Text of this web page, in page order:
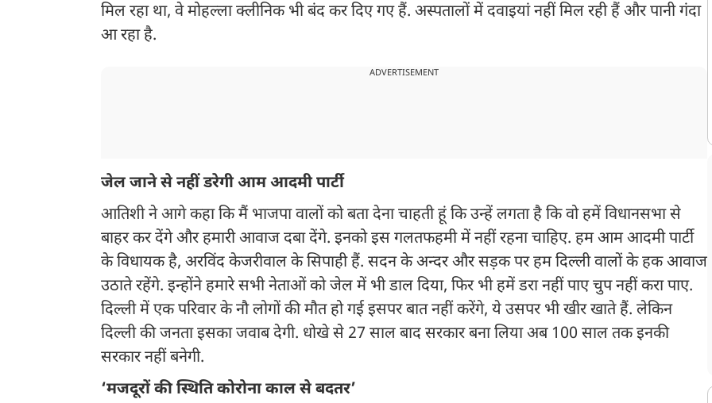
मिल रहा था, वे मोहल्ला क्लीनिक भी बंद कर दिए गए हैं. अस्पतालों में दवाइयां नहीं मिल रही हैं और पानी गंदा
आ रहा है.
ADVERTISEMENT
जेल जाने से नहीं डरेगी आम आदमी पार्टी
आतिशी ने आगे कहा कि मैं भाजपा वालों को बता देना चाहती हूं कि उन्हें लगता है कि वो हमें विधानसभा से
बाहर कर देंगे और हमारी आवाज दबा देंगे. इनको इस गलतफहमी में नहीं रहना चाहिए. हम आम आदमी पार्टी
के विधायक है, अरविंद केजरीवाल के सिपाही हैं. सदन के अन्दर और सड़क पर हम दिल्ली वालों के हक आवाज
उठाते रहेंगे. इन्होंने हमारे सभी नेताओं को जेल में भी डाल दिया, फिर भी हमें डरा नहीं पाए चुप नहीं करा पाए.
दिल्ली में एक परिवार के नौ लोगों की मौत हो गई इसपर बात नहीं करेंगे, ये उसपर भी खीर खाते हैं. लेकिन
दिल्ली की जनता इसका जवाब देगी. धोखे से 27 साल बाद सरकार बना लिया अब 100 साल तक इनकी
सरकार नहीं बनेगी.
‘मजदूरों की स्थिति कोरोना काल से बदतर’